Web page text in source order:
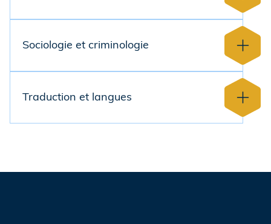
Sociologie et criminologie
Traduction et langues